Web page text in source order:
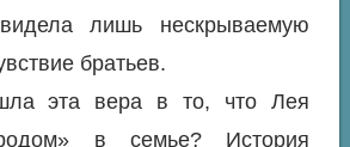
лишь нескрываемую
братьев.
эта вера в то, что Лея
в семье? История